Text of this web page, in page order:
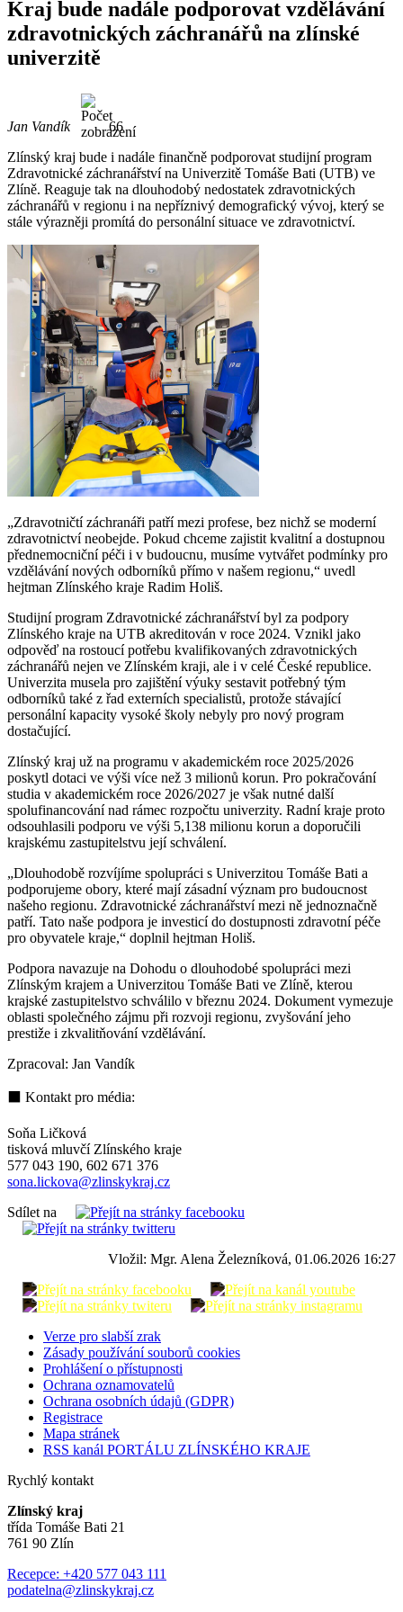
Kraj bude nadále podporovat vzdělávání
zdravotnických záchranářů na zlínské
univerzitě
Jan Vandík
66
Zlínský kraj bude i nadále finančně podporovat studijní program
Zdravotnické záchranářství na Univerzitě Tomáše Bati (UTB) ve
Zlíně. Reaguje tak na dlouhodobý nedostatek zdravotnických
záchranářů v regionu i na nepříznivý demografický vývoj, který se
stále výrazněji promítá do personální situace ve zdravotnictví.
„Zdravotničtí záchranáři patří mezi profese, bez nichž se moderní
zdravotnictví neobejde. Pokud chceme zajistit kvalitní a dostupnou
přednemocniční péči i v budoucnu, musíme vytvářet podmínky pro
vzdělávání nových odborníků přímo v našem regionu,“ uvedl
hejtman Zlínského kraje Radim Holiš.
Studijní program Zdravotnické záchranářství byl za podpory
Zlínského kraje na UTB akreditován v roce 2024. Vznikl jako
odpověď na rostoucí potřebu kvalifikovaných zdravotnických
záchranářů nejen ve Zlínském kraji, ale i v celé České republice.
Univerzita musela pro zajištění výuky sestavit potřebný tým
odborníků také z řad externích specialistů, protože stávající
personální kapacity vysoké školy nebyly pro nový program
dostačující.
Zlínský kraj už na programu v akademickém roce 2025/2026
poskytl dotaci ve výši více než 3 milionů korun. Pro pokračování
studia v akademickém roce 2026/2027 je však nutné další
spolufinancování nad rámec rozpočtu univerzity. Radní kraje proto
odsouhlasili podporu ve výši 5,138 milionu korun a doporučili
krajskému zastupitelstvu její schválení.
„Dlouhodobě rozvíjíme spolupráci s Univerzitou Tomáše Bati a
podporujeme obory, které mají zásadní význam pro budoucnost
našeho regionu. Zdravotnické záchranářství mezi ně jednoznačně
patří. Tato naše podpora je investicí do dostupnosti zdravotní péče
pro obyvatele kraje,“ doplnil hejtman Holiš.
Podpora navazuje na Dohodu o dlouhodobé spolupráci mezi
Zlínským krajem a Univerzitou Tomáše Bati ve Zlíně, kterou
krajské zastupitelstvo schválilo v březnu 2024. Dokument vymezuje
oblasti společného zájmu při rozvoji regionu, zvyšování jeho
prestiže i zkvalitňování vzdělávání.
Zpracoval: Jan Vandík
⬛ Kontakt pro média:
Soňa Ličková
tisková mluvčí Zlínského kraje
577 043 190, 602 671 376
sona.lickova@zlinskykraj.cz
Sdílet na
Vložil: Mgr. Alena Železníková, 01.06.2026 16:27
Verze pro slabší zrak
Zásady používání souborů cookies
Prohlášení o přístupnosti
Ochrana oznamovatelů
Ochrana osobních údajů (GDPR)
Registrace
Mapa stránek
RSS kanál PORTÁLU ZLÍNSKÉHO KRAJE
Rychlý kontakt
Zlínský kraj
třída Tomáše Bati 21
761 90 Zlín
Recepce: +420 577 043 111
podatelna@zlinskykraj.cz